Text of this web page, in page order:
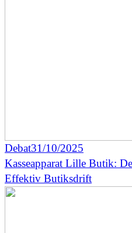
Debat31/10/2025
Kasseapparat Lille Butik:
Effektiv Butiksdrift